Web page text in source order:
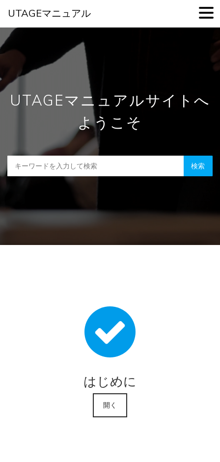
Skip
to
main
content
UTAGEマニュアルサイトへ
ようこそ
はじめに
開く
UTAGEマニュアル